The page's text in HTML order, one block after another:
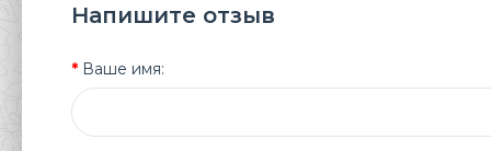
Напишите отзыв
Ваше имя: